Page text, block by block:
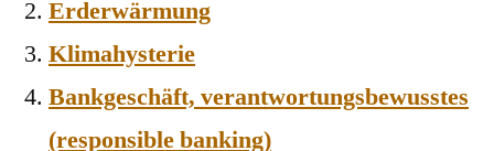
Erderwärmung
Klimahysterie
Bankgeschäft, verantwortungsbewusstes
(responsible banking)